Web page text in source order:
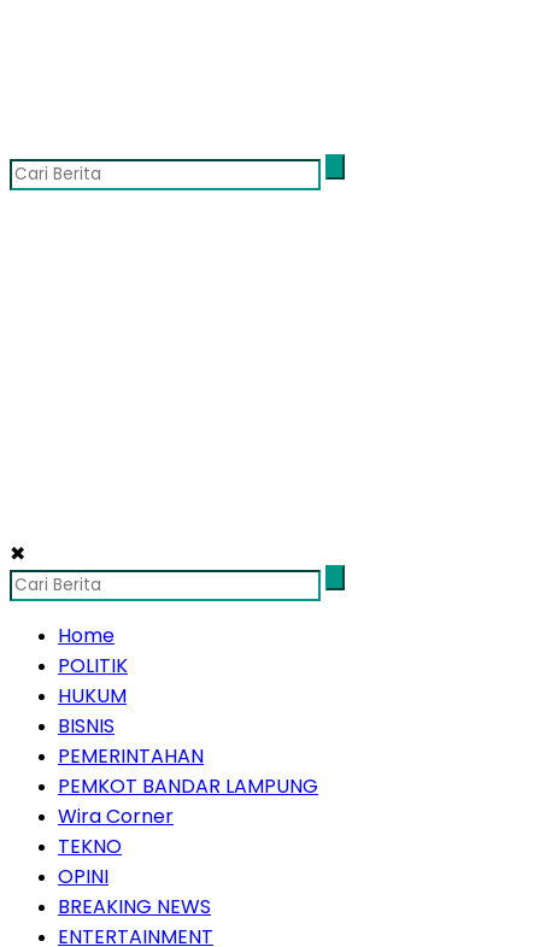
✖
Home
POLITIK
HUKUM
BISNIS
PEMERINTAHAN
PEMKOT BANDAR LAMPUNG
Wira Corner
TEKNO
OPINI
BREAKING NEWS
ENTERTAINMENT